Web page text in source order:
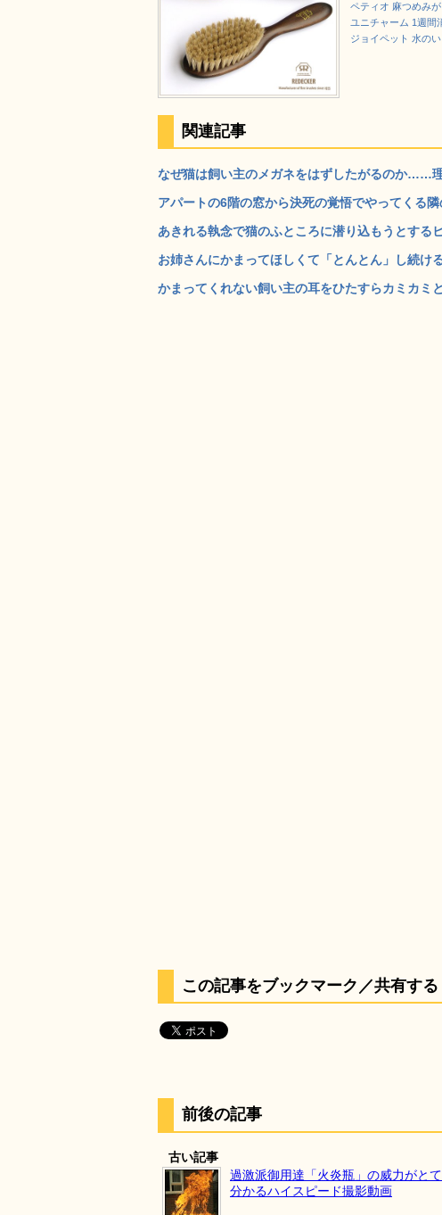
ペティオ 麻つめみが
ユニチャーム 1週間
ジョイペット 水の
関連記事
なぜ猫は飼い主のメガネをはずしたがるのか……
アパートの6階の窓から決死の覚悟でやってくる
あきれる執念で猫のふところに潜り込もうとする
お姉さんにかまってほしくて「とんとん」し続け
かまってくれない飼い主の耳をひたすらカミカミ
この記事をブックマーク／共有する
前後の記事
古い記事
過激派御用達「火炎瓶」の威力がとて
分かるハイスピード撮影動画